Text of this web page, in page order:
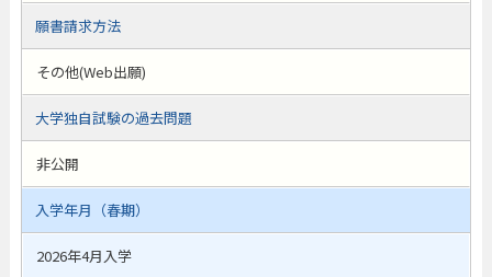
願書請求方法
その他(Web出願)
大学独自試験の過去問題
非公開
入学年月（春期）
2026年4月入学